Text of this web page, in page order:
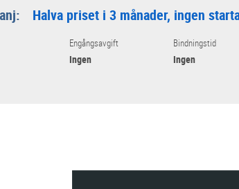
Halva priset i 3 månader, ingen
Engångsavgift
Ingen
Bindningstid
Ingen